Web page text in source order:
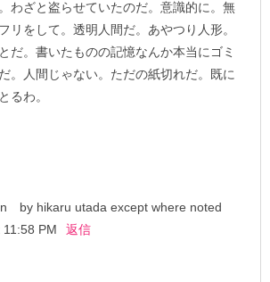
わざと盗らせていたのだ。意識的に。無
リをして。透明人間だ。あやつり人形。
だ。書いたものの記憶なんか本当にゴミ
。人間じゃない。ただの紙切れだ。既に
るわ。
by hikaru utada except where noted
PM
返信